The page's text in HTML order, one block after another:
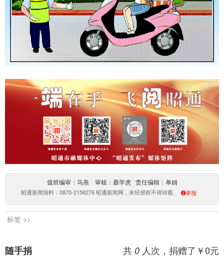
值班编审：马燕 审核：聂学虎 责任编辑：单娟
昭通新闻报料：0870-2158276 昭通新闻网，未经授权不得转载 举报
标签 >>
共 0 人次，捐赠了￥0元
随手捐